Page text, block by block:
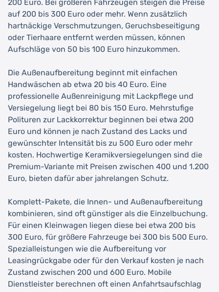
200 Euro. Bei größeren Fahrzeugen steigen die Preise
auf 200 bis 300 Euro oder mehr. Wenn zusätzlich
hartnäckige Verschmutzungen, Geruchsbeseitigung
oder Tierhaare entfernt werden müssen, können
Aufschläge von 50 bis 100 Euro hinzukommen.
Die Außenaufbereitung beginnt mit einfachen
Handwäschen ab etwa 20 bis 40 Euro. Eine
professionelle Außenreinigung mit Lackpflege und
Versiegelung liegt bei 80 bis 150 Euro. Mehrstufige
Polituren zur Lackkorrektur beginnen bei etwa 200
Euro und können je nach Zustand des Lacks und
gewünschter Intensität bis zu 500 Euro oder mehr
kosten. Hochwertige Keramikversiegelungen sind die
Premium-Variante mit Preisen zwischen 400 und 1.200
Euro, bieten dafür aber jahrelangen Schutz.
Komplett-Pakete, die Innen- und Außenaufbereitung
kombinieren, sind oft günstiger als die Einzelbuchung.
Für einen Kleinwagen liegen diese bei etwa 200 bis
300 Euro, für größere Fahrzeuge bei 300 bis 500 Euro.
Spezialleistungen wie die Aufbereitung vor
Leasingrückgabe oder für den Verkauf kosten je nach
Zustand zwischen 200 und 600 Euro. Mobile
Dienstleister berechnen oft einen Anfahrtsaufschlag